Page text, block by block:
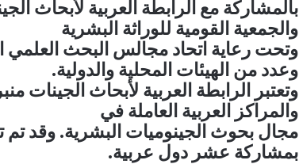
بالمشاركة مع الرابطة العربية لأبحاث
والجمعية القومية للوراثة البشرية
وتحت رعاية اتحاد مجالس البحث العلمي
وعدد من الهيئات المحلية والدولية.
وتعتبر الرابطة العربية لأبحاث الجينات
والمراكز العربية العاملة في
بمشاركة عشر دول عربية.